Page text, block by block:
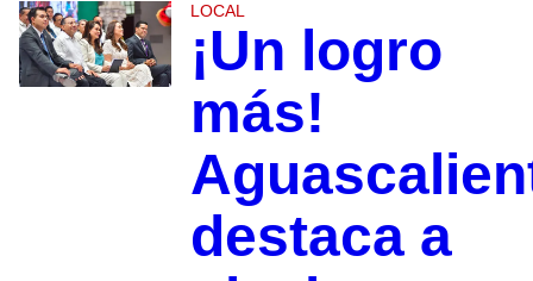
LOCAL
¡Un logro
más!
destaca a